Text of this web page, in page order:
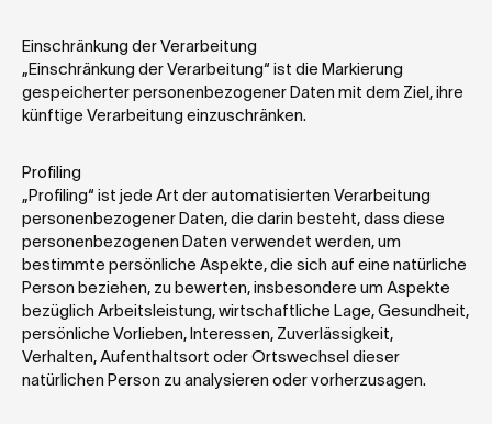
Einschränkung der Verarbeitung
„Einschränkung der Verarbeitung“ ist die Markierung
gespeicherter personenbezogener Daten mit dem Ziel, ihre
künftige Verarbeitung einzuschränken.
Profiling
„Profiling“ ist jede Art der automatisierten Verarbeitung
personenbezogener Daten, die darin besteht, dass diese
personenbezogenen Daten verwendet werden, um
bestimmte persönliche Aspekte, die sich auf eine natürliche
Person beziehen, zu bewerten, insbesondere um Aspekte
bezüglich Arbeitsleistung, wirtschaftliche Lage, Gesundheit,
persönliche Vorlieben, Interessen, Zuverlässigkeit,
Verhalten, Aufenthaltsort oder Ortswechsel dieser
natürlichen Person zu analysieren oder vorherzusagen.